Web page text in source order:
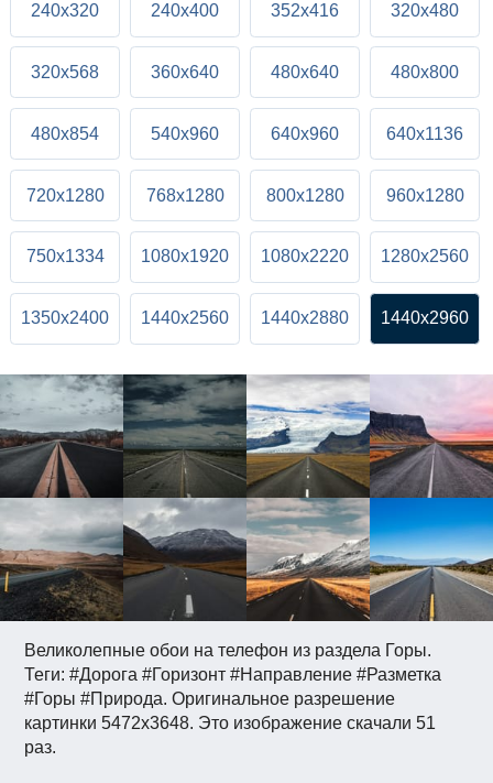
Великолепные обои на телефон из раздела Горы.
Теги: #Дорога #Горизонт #Направление #Разметка
#Горы #Природа. Оригинальное разрешение
картинки 5472x3648. Это изображение скачали 51
раз.
240x320 240x400 352x416 320x480
320x568 360x640 480x640 480x800
480x854 540x960 640x960 640x1136
720x1280 768x1280 800x1280 960x1280
750x1334 1080x1920 1080x2220 1280x2560
1350x2400 1440x2560 1440x2880 1440x2960